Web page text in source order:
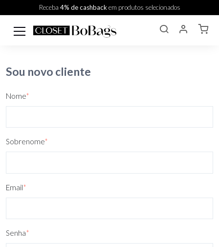
Receba 4% de cashbackem produtos selecionados
Sou novo cliente
Nome*
Sobrenome*
Email*
Senha*